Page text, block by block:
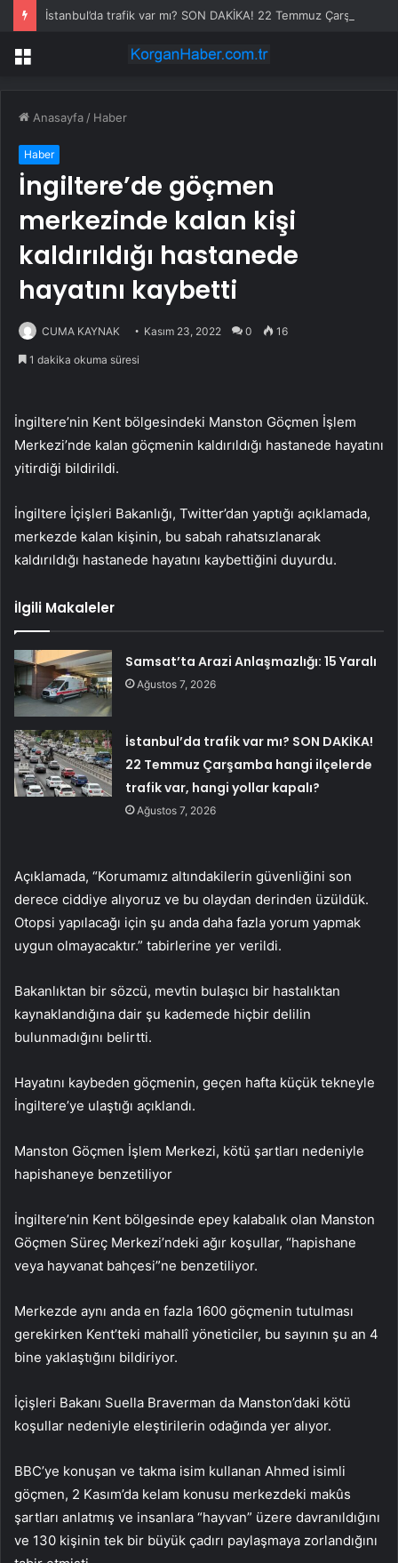
Menü
Anasayfa / Haber
Haber
İngiltere’de göçmen
merkezinde kalan kişi
kaldırıldığı hastanede
hayatını kaybetti
CUMA KAYNAK Kasım 23, 2022 0 16
1 dakika okuma süresi
İngiltere’nin Kent bölgesindeki Manston Göçmen İşlem
Merkezi’nde kalan göçmenin kaldırıldığı hastanede hayatını
yitirdiği bildirildi.
İngiltere İçişleri Bakanlığı, Twitter’dan yaptığı açıklamada,
merkezde kalan kişinin, bu sabah rahatsızlanarak
kaldırıldığı hastanede hayatını kaybettiğini duyurdu.
İlgili Makaleler
Samsat’ta Arazi Anlaşmazlığı: 15 Yaralı
Ağustos 7, 2026
İstanbul’da trafik var mı? SON DAKİKA!
22 Temmuz Çarşamba hangi ilçelerde
trafik var, hangi yollar kapalı?
Ağustos 7, 2026
Açıklamada, “Korumamız altındakilerin güvenliğini son
derece ciddiye alıyoruz ve bu olaydan derinden üzüldük.
Otopsi yapılacağı için şu anda daha fazla yorum yapmak
uygun olmayacaktır.” tabirlerine yer verildi.
Bakanlıktan bir sözcü, mevtin bulaşıcı bir hastalıktan
kaynaklandığına dair şu kademede hiçbir delilin
bulunmadığını belirtti.
Hayatını kaybeden göçmenin, geçen hafta küçük tekneyle
İngiltere’ye ulaştığı açıklandı.
Manston Göçmen İşlem Merkezi, kötü şartları nedeniyle
hapishaneye benzetiliyor
İngiltere’nin Kent bölgesinde epey kalabalık olan Manston
Göçmen Süreç Merkezi’ndeki ağır koşullar, “hapishane
veya hayvanat bahçesi”ne benzetiliyor.
Merkezde aynı anda en fazla 1600 göçmenin tutulması
gerekirken Kent’teki mahallî yöneticiler, bu sayının şu an 4
bine yaklaştığını bildiriyor.
İçişleri Bakanı Suella Braverman da Manston’daki kötü
koşullar nedeniyle eleştirilerin odağında yer alıyor.
BBC’ye konuşan ve takma isim kullanan Ahmed isimli
göçmen, 2 Kasım’da kelam konusu merkezdeki makûs
şartları anlatmış ve insanlara “hayvan” üzere davranıldığını
ve 130 kişinin tek bir büyük çadırı paylaşmaya zorlandığını